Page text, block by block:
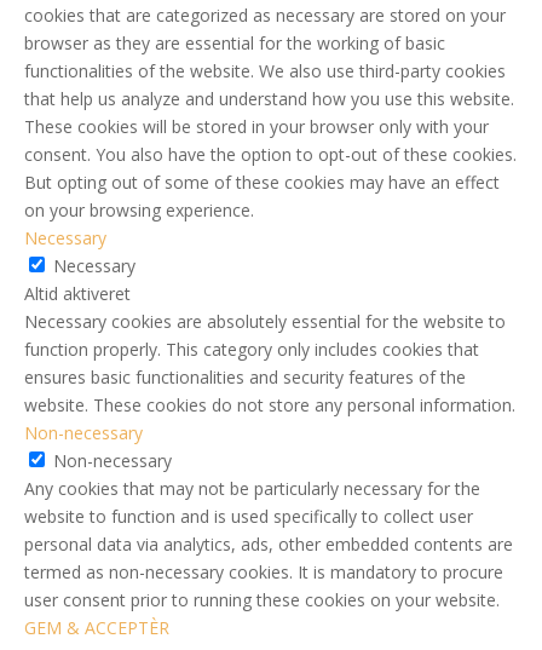
cookies that are categorized as necessary are stored on your
browser as they are essential for the working of basic
functionalities of the website. We also use third-party cookies
that help us analyze and understand how you use this website.
These cookies will be stored in your browser only with your
consent. You also have the option to opt-out of these cookies.
But opting out of some of these cookies may have an effect
on your browsing experience.
Necessary
Necessary
Altid aktiveret
Necessary cookies are absolutely essential for the website to
function properly. This category only includes cookies that
ensures basic functionalities and security features of the
website. These cookies do not store any personal information.
Non-necessary
Non-necessary
Any cookies that may not be particularly necessary for the
website to function and is used specifically to collect user
personal data via analytics, ads, other embedded contents are
termed as non-necessary cookies. It is mandatory to procure
user consent prior to running these cookies on your website.
GEM & ACCEPTÈR